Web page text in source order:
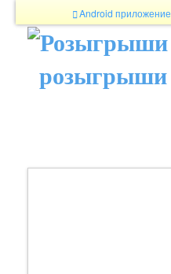
Android приложение
розыгрыши